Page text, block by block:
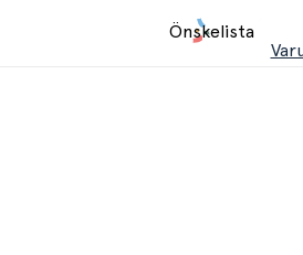
Önskelista